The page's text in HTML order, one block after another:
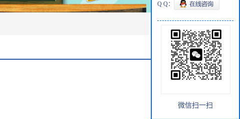
Q Q：
微信扫一扫